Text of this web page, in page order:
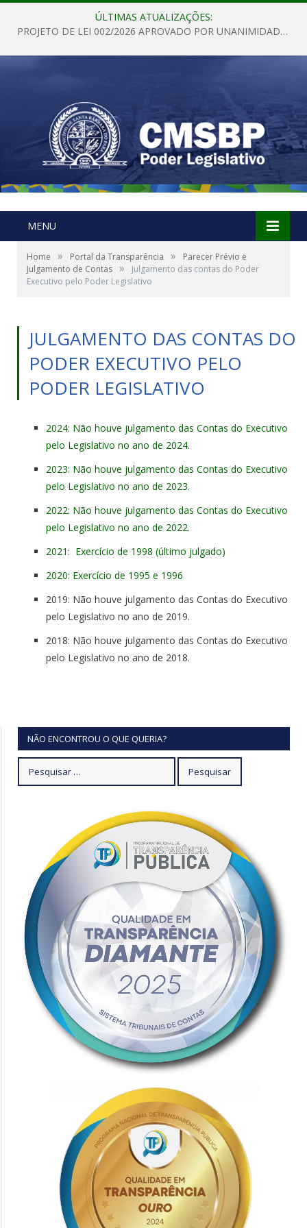
ÚLTIMAS ATUALIZAÇÕES:
PROJETO DE LEI 002/2026 APROVADO POR UNANIMIDADE EM SESSÃO ORDINÁRIA NESTA QUINTA – FEIRA 28 DE MAIO DE 2026
MENU
Home » Portal da Transparência »
Parecer Prévio e
Julgamento de Contas »
Julgamento das contas do Poder
Executivo pelo Poder Legislativo
JULGAMENTO DAS CONTAS DO
PODER EXECUTIVO PELO
PODER LEGISLATIVO
2024: Não houve julgamento das Contas do Executivo
pelo Legislativo no ano de 2024.
2023: Não houve julgamento das Contas do Executivo
pelo Legislativo no ano de 2023.
2022: Não houve julgamento das Contas do Executivo
pelo Legislativo no ano de 2022.
2021: Exercício de 1998 (último julgado)
2020: Exercício de 1995 e 1996
2019: Não houve julgamento das Contas do Executivo
pelo Legislativo no ano de 2019.
2018: Não houve julgamento das Contas do Executivo
pelo Legislativo no ano de 2018.
NÃO ENCONTROU O QUE QUERIA?